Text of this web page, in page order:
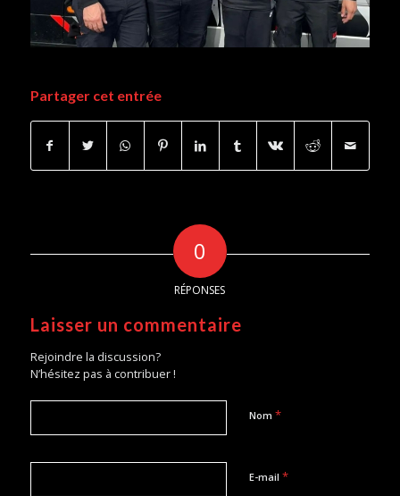
Partager cet entrée
0
RÉPONSES
Laisser un commentaire
Rejoindre la discussion?
N’hésitez pas à contribuer !
Nom *
E-mail *